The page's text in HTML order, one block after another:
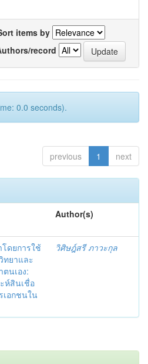
items by
record
0.0 seconds).
previous 1 next
Author(s)
ดยการใช้
ทยาและ
นเอง:
ห์สินเชื่อ
เอกชนใน
วิศิษฎ์สรี ภาวะกุล